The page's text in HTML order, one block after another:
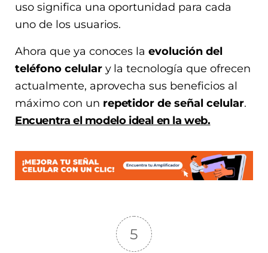
uso significa una oportunidad para cada
uno de los usuarios.
Ahora que ya conoces laevolución del
teléfono celulary la tecnología que ofrecen
actualmente, aprovecha sus beneficios al
máximo con un repetidor de señal celular.
Encuentra el modelo ideal en la web.
5